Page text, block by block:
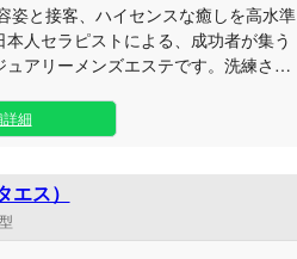
姿と接客、ハイセンスな癒しを高水準
本人セラピストによる、成功者が集う
ュアリーメンズエステです。洗練され
して卓越
けた施術のプロフェッショナルたち
る
ンにて、細部までこだわり抜いたお
峰の施術を心ゆくまでお楽しみくださ
詳細
ス）